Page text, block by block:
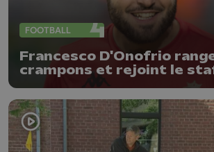
FOOTBALL
Francesco D'Onofrio
crampons et rejoint le